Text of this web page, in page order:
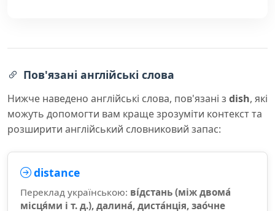
Пов'язані англійські слова
Нижче наведено англійські слова, пов'язані з dish, які
можуть допомогти вам краще зрозуміти контекст та
розширити англійський словниковий запас:
distance
Переклад українською: ві́дстань (між двома́
місця́ми і т. д.), далина́, диста́нція, зао́чне